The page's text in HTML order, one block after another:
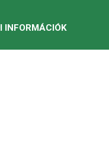
INFORMÁCIÓK